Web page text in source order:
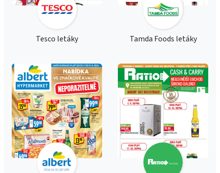
Tesco letáky Tamda Foods letáky